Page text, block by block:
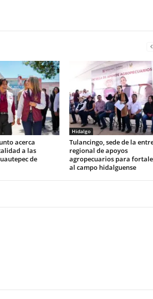
acerca
a las
de
Hidalgo
Tulancingo, sede de la
regional de apoyos
agropecuarios para
al campo hidalguense